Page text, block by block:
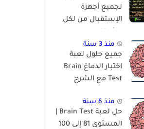
لجميع أجهزة
الإستقبال من لكل
والمعالجات
منذ 3 سنة
جميع حلول لعبة
اختبار الدماغ Brain
Test مع الشرح
منذ 6 سنة
المستوى 81 إلى 100